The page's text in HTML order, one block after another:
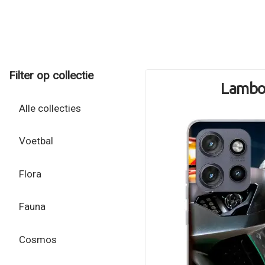
Filter op collectie
Alle collecties
Voetbal
Flora
Fauna
Cosmos